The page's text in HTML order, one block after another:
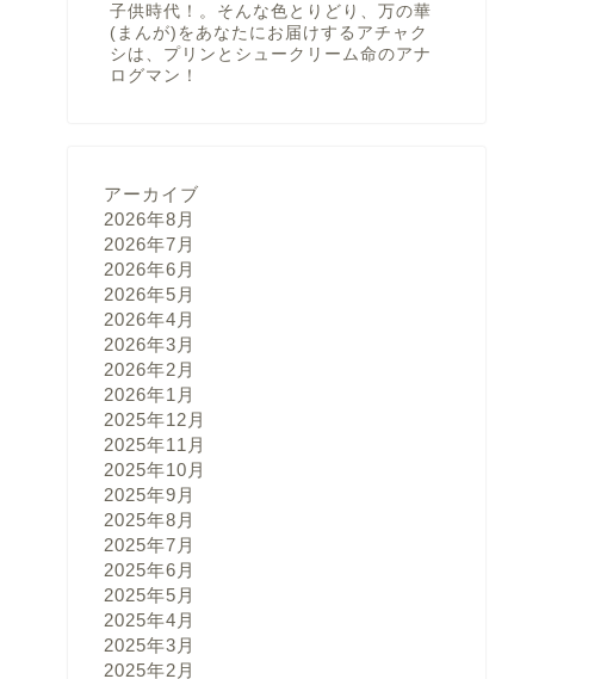
子供時代！。そんな色とりどり、万の華
(まんが)をあなたにお届けするアチャク
シは、プリンとシュークリーム命のアナ
ログマン！
アーカイブ
2026年8月
2026年7月
2026年6月
2026年5月
2026年4月
2026年3月
2026年2月
2026年1月
2025年12月
2025年11月
2025年10月
2025年9月
2025年8月
2025年7月
2025年6月
2025年5月
2025年4月
2025年3月
2025年2月